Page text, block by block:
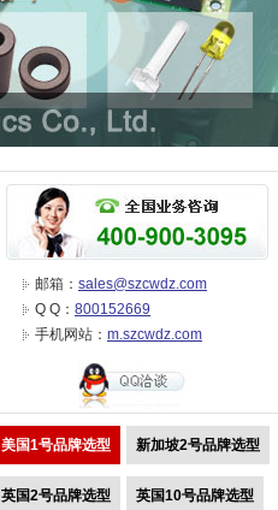
邮箱： sales@szcwdz.com
Q Q： 800152669
手机网站： m.szcwdz.com
美国1号品牌选型 新加坡2号品牌选型
英国2号品牌选型 英国10号品牌选型